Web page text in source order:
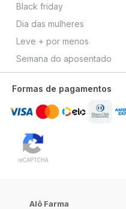
Black friday
Dia das mulheres
Leve + por menos
Semana do aposentado
Formas de pagamentos
Alô Farma